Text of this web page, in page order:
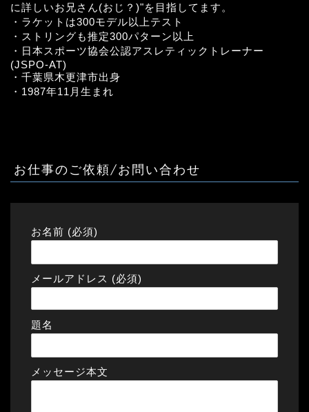
に詳しいお兄さん(おじ？)"を目指してます。
・ラケットは300モデル以上テスト
・ストリングも推定300パターン以上
・日本スポーツ協会公認アスレティックトレーナー
(JSPO-AT)
・千葉県木更津市出身
・1987年11月生まれ
お仕事のご依頼/お問い合わせ
お名前 (必須)
メールアドレス (必須)
題名
メッセージ本文